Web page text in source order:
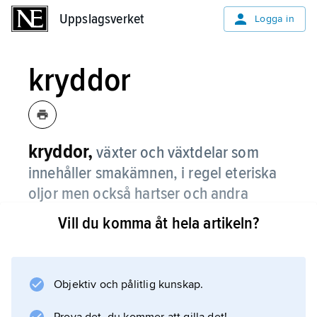
Uppslagsverket Logga in
kryddor
kryddor, växter och växtdelar som
innehåller smakämnen, i regel eteriska
oljor men också hartser och andra
ämnen med stark lukt och smak.
och därmed även aptiten, kommer från alla
Vill du komma åt hela artikeln?
Objektiv och pålitlig kunskap.